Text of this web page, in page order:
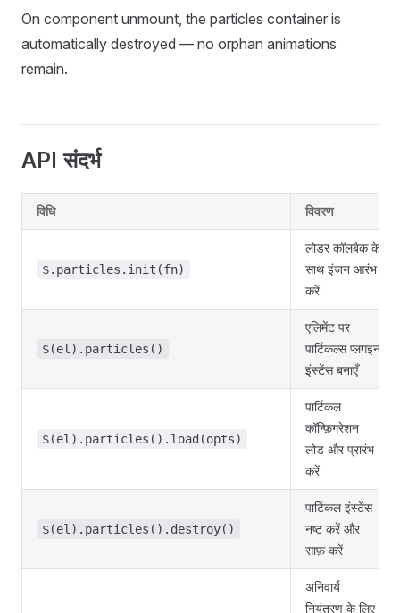
On component unmount, the particles container is
automatically destroyed — no orphan animations
remain.
API संदर्भ
विधि विवरण
$.particles.init(fn)
लोडर कॉलबैक के
साथ इंजन आरंभ
करें
$(el).particles()
एलिमेंट पर
पार्टिकल्स प्लगइन
इंस्टेंस बनाएँ
$(el).particles().load(opts)
पार्टिकल
कॉन्फ़िगरेशन
लोड और प्रारंभ
करें
$(el).particles().destroy()
पार्टिकल इंस्टेंस
नष्ट करें और
साफ़ करें
अनिवार्य
नियंत्रण के लिए